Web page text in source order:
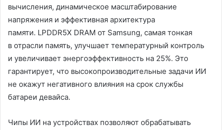
вычисления, динамическое масштабирование
напряжения и эффективная архитектура
памяти. LPDDR5X DRAM от Samsung, самая тонкая
в отрасли память, улучшает температурный контроль
и увеличивает энергоэффективность на 25%. Это
гарантирует, что высокопроизводительные задачи ИИ
не окажут негативного влияния на срок службы
батареи девайса.
Чипы ИИ на устройствах позволяют обрабатывать